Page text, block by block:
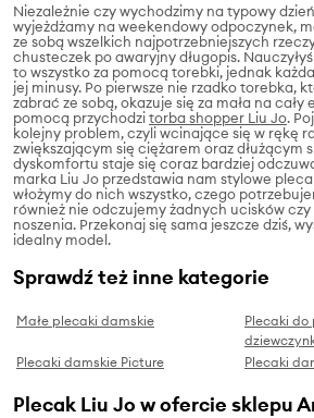
Niezależnie czy wychodzimy na typowy
wyjeżdżamy na weekendowy odpoczynek,
ze sobą wszelkich najpotrzebniejszych
chusteczek po awaryjny długopis.
to wszystko za pomocą torebki, jednak
jej minusy. Po pierwsze nie rzadko torebka,
zabrać ze sobą, okazuje się za mała na cały
pomocą przychodzitorba shopper Liu Jo.
kolejny problem, czyli wcinające się w rękę
zwiększającym się ciężarem oraz dłużącym
dyskomfortu staje się coraz bardziej
marka Liu Jo przedstawia nam stylowe
włożymy do nich wszystko, czego
również nie odczujemy żadnych ucisków
noszenia. Przekonaj się sama jeszcze dziś,
idealny model.
Sprawdź też inne kategorie
Małe plecaki damskie
Plecaki do
Plecaki damskie Picture
Plecaki
Plecak Liu Jo w ofercie sklepu